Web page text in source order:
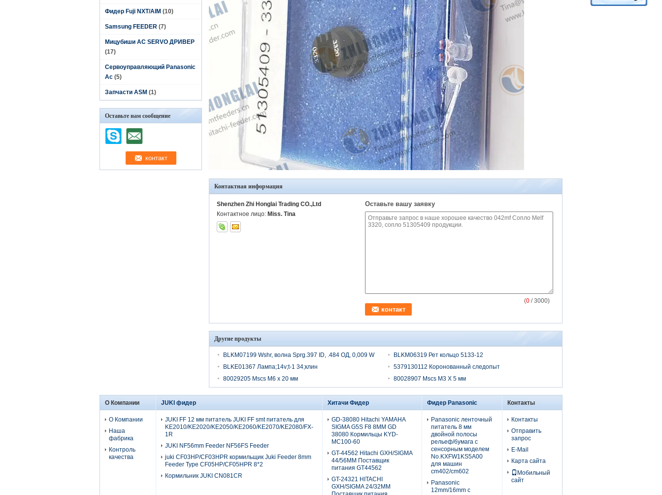
Фидер Fuji NXT/AIM (10)
Samsung FEEDER (7)
Мицубиши AC SERVO ДРИВЕР
(17)
Сервоуправляющий Panasonic
Ac (5)
Запчасти ASM (1)
Оставьте нам сообщение
Контактная информация
Shenzhen Zhi Honglai Trading CO.,Ltd
Контактное лицо: Miss. Tina
Оставьте вашу заявку
(0 / 3000)
Другие продукты
BLKM07199 Wshr, волна Sprg.397 ID, .484 ОД, 0,009 W
BLKM06319 Рет кольцо 5133-12
BLKE01367 Лампа;14v;t-1 34;клин
5379130112 Коронованный следопыт
80029205 Mscs M6 х 20 мм
80028907 Mscs M3 X 5 мм
О Компании
О Компании
Наша
фабрика
Контроль
качества
JUKI фидер
JUKI FF 12 мм питатель JUKI FF smt питатель для
KE2010/KE2020/KE2050/KE2060/KE2070/KE2080/FX-
1R
JUKI NF56mm Feeder NF56FS Feeder
juki CF03HP/CF03HPR кормильщик Juki Feeder 8mm
Feeder Type CF05HP/CF05HPR 8*2
Кормильник JUKI CN081CR
Хитачи Фидер
GD-38080 Hitachi YAMAHA
SIGMA G5S F8 8MM GD
38080 Кормильцы KYD-
MC100-60
GT-44562 Hitachi GXH/SIGMA
44/56MM Поставщик
питания GT44562
GT-24321 HITACHI
GXH/SIGMA 24/32MM
Фидер Panasonic
Panasonic ленточный
питатель 8 мм
двойной полосы
рельеф/бумага с
сенсорным моделем
No.KXFW1KS5A00
для машин
cm402/cm602
Panasonic
12mm/16mm с
Контакты
Контакты
Отправить
запрос
E-Mail
Карта сайта
Мобильный
сайт